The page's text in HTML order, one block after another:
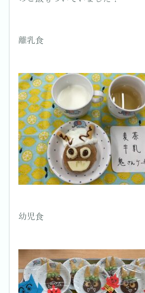
離乳食
幼児食